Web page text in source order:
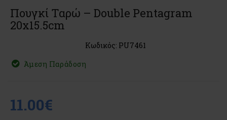
Πουγκί Ταρώ – Double Pentagram
20x15.5cm
Κωδικός: PU7461
Άμεση Παράδοση
11.00€